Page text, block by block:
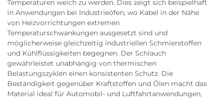
Temperaturen weich zu werden. Dies zeigt sich beispielhaft
in Anwendungen bei Industrieöfen, wo Kabel in der Nähe
von Heizvorrichtungen extremen
Temperaturschwankungen ausgesetzt sind und
möglicherweise gleichzeitig industriellen Schmierstoffen
und Kühlflüssigkeiten begegnen. Der Schlauch
gewährleistet unabhängig von thermischen
Belastungszyklen einen konsistenten Schutz. Die
Beständigkeit gegenüber Kraftstoffen und Ölen macht das
Material ideal für Automobil- und Luftfahrtanwendungen,